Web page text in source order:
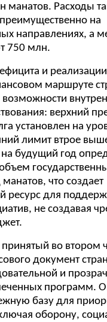
манатов. Расходы
на
направлениях, а
750 млн.
и реализации
маршруте
верхний
установлен на
лимит втрое
будущий год
что создает
ресурс для
не создавая
во втором
документ
и
программ.
базу для
оборону,